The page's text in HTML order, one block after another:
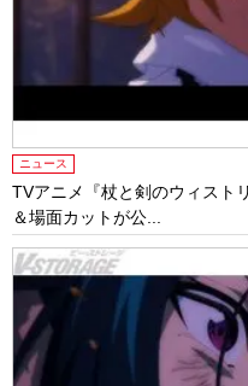
ニュース
TVアニメ『杖と剣のウィスト
＆場面カットが公...